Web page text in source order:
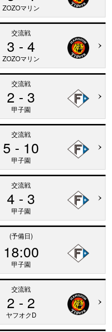
ZOZOマリン
交流戦
3 - 4
ZOZOマリン
交流戦
2 - 3
甲子園
交流戦
5 - 10
甲子園
交流戦
4 - 3
甲子園
(予備日)
18:00
甲子園
交流戦
2 - 2
ヤフオクD